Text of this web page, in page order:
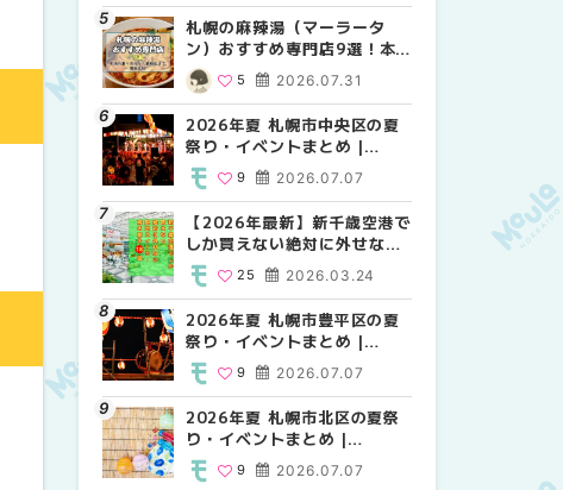
札幌の麻辣湯（マーラータ
ン）おすすめ専門店9選！本
場の量り売りから最新店まで
徹底比較 | MouLa
HOKKAIDO
2026.07.31
5
2026年夏 札幌市中央区の夏
祭り・イベントまとめ |
MouLa HOKKAIDO
2026.07.07
9
【2026年最新】新千歳空港で
しか買えない絶対に外せない
限定スイーツ・焼き菓子18選
| MouLa HOKKAIDO
2026.03.24
25
2026年夏 札幌市豊平区の夏
祭り・イベントまとめ |
MouLa HOKKAIDO
2026.07.07
9
2026年夏 札幌市北区の夏祭
り・イベントまとめ |
MouLa HOKKAIDO
2026.07.07
9
2026年夏 札幌市白石区の夏
祭り・イベントまとめ |
9
2026年夏 札幌市清田区の夏
祭り・イベントまとめ |
6
2026年夏 札幌市南区の夏祭
り・イベントまとめ |
8
2026年夏 札幌市豊平区の夏
祭り・イベントまとめ |
9
2026年夏 札幌市中央区の夏
祭り・イベントまとめ |
9
2026年夏 札幌市手稲区の夏
祭り・イベントまとめ |
10
札幌の麻辣湯（マーラータ
ン）おすすめ専門店6選！本
徹底比較 | MouLa
HOKKAIDO
5
2026年夏 札幌市清田区の夏
祭り・イベントまとめ |
6
【2026年最新】新千歳空港で
しか買えない絶対に外せない
| MouLa HOKKAIDO
25
【新千歳空港】新カードラウ
ンジが開業。「SUPER
ラウンジアネックス）」をご
18